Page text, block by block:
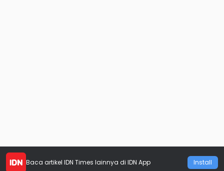
Baca artikel IDN Times lainnya di IDN App Install